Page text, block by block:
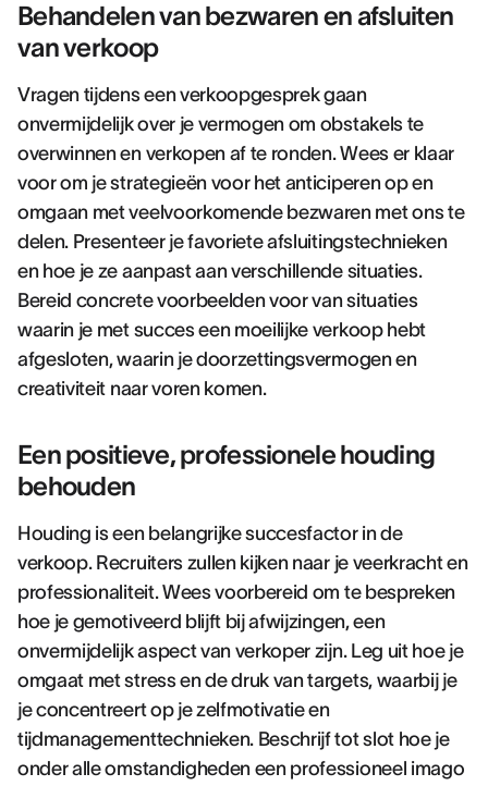
Behandelen van bezwaren en afsluiten
van verkoop
Vragen tijdens een verkoopgesprek gaan
onvermijdelijk over je vermogen om obstakels te
overwinnen en verkopen af te ronden. Wees er klaar
voor om je strategieën voor het anticiperen op en
omgaan met veelvoorkomende bezwaren met ons te
delen. Presenteer je favoriete afsluitingstechnieken
en hoe je ze aanpast aan verschillende situaties.
Bereid concrete voorbeelden voor van situaties
waarin je met succes een moeilijke verkoop hebt
afgesloten, waarin je doorzettingsvermogen en
creativiteit naar voren komen.
Een positieve, professionele houding
behouden
Houding is een belangrijke succesfactor in de
verkoop. Recruiters zullen kijken naar je veerkracht en
professionaliteit. Wees voorbereid om te bespreken
hoe je gemotiveerd blijft bij afwijzingen, een
onvermijdelijk aspect van verkoper zijn. Leg uit hoe je
omgaat met stress en de druk van targets, waarbij je
je concentreert op je zelfmotivatie en
tijdmanagementtechnieken. Beschrijf tot slot hoe je
onder alle omstandigheden een professioneel imago